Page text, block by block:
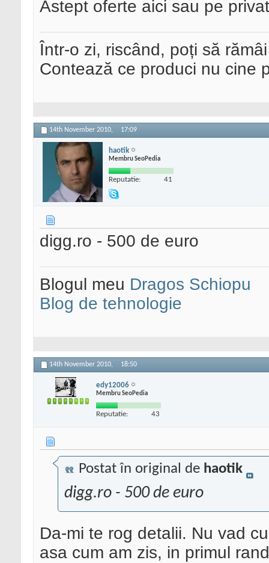
Astept oferte aici sau pe
Într-o zi, riscând, poți să
Contează ce produci nu cine
14th November 2010, 17:09
haotik
Membru SeoPedia
Reputatie: 41
digg.ro - 500 de euro
Blogul meu Dragos Schiopu
Blog de tehnologie
14th November 2010, 18:50
edy12006
Membru SeoPedia
Reputatie: 43
Postat în original de haotik
digg.ro - 500 de euro
Da-mi te rog detalii. Nu vad
asa cum am zis, in primul